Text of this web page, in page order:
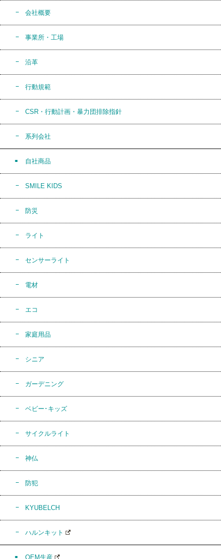
会社概要
事業所・工場
沿革
行動規範
CSR・行動計画・暴力団排除指針
系列会社
自社商品
SMILE KIDS
防災
ライト
センサーライト
電材
エコ
家庭用品
シニア
ガーデニング
ベビー･キッズ
サイクルライト
神仏
防犯
KYUBELCH
ハルンキット
OEM生産